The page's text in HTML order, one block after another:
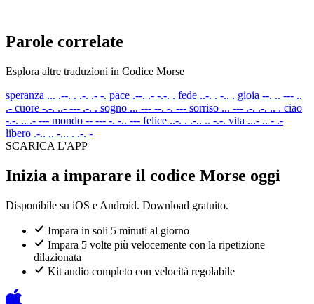
Parole correlate
Esplora altre traduzioni in Codice Morse
speranza ... .--. . .-. .- -. pace .--. .- -.-. . fede ..-. . -.. . gioia --. .. --- ..
.- cuore -.-. ..- --- .-. . sogno ... --- --. -. --- sorriso ... --- .-. .-. .. . ciao
-.-. .. .- --- mondo -- --- -. -.. --- felice ..-. . .-.. .. -.-. vita ...- .. - .-
libero .-.. .. -... . .-. -
SCARICA L'APP
Inizia a imparare il codice Morse oggi
Disponibile su iOS e Android. Download gratuito.
Impara in soli 5 minuti al giorno
Impara 5 volte più velocemente con la ripetizione
dilazionata
Kit audio completo con velocità regolabile